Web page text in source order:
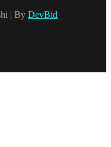
| By DevBid